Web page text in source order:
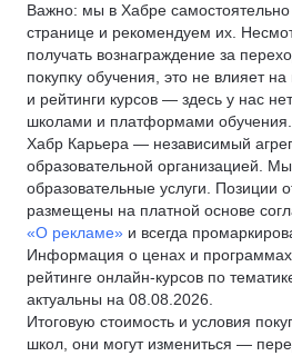
Важно: мы в Хабре
странице и рекомендуем их.
получать вознаграждение за
покупку обучения, это не влияет
и рейтинги курсов — здесь у нас
школами и платформами обучения.
Хабр Карьера — независимый
образовательной организацией.
образовательные услуги. Позиции
размещены на платной основе
«О рекламе» и всегда
Информация о ценах и
рейтинге онлайн-курсов по
актуальны на 08.08.2026.
Итоговую стоимость и условия
школ, они могут измениться —